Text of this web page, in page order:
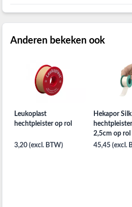
Anderen bekeken ook
Leukoplast
hechtpleister op rol
3,20 (excl. BTW)
Hekapor Silk
2,5cm op rol
45,45 (excl.